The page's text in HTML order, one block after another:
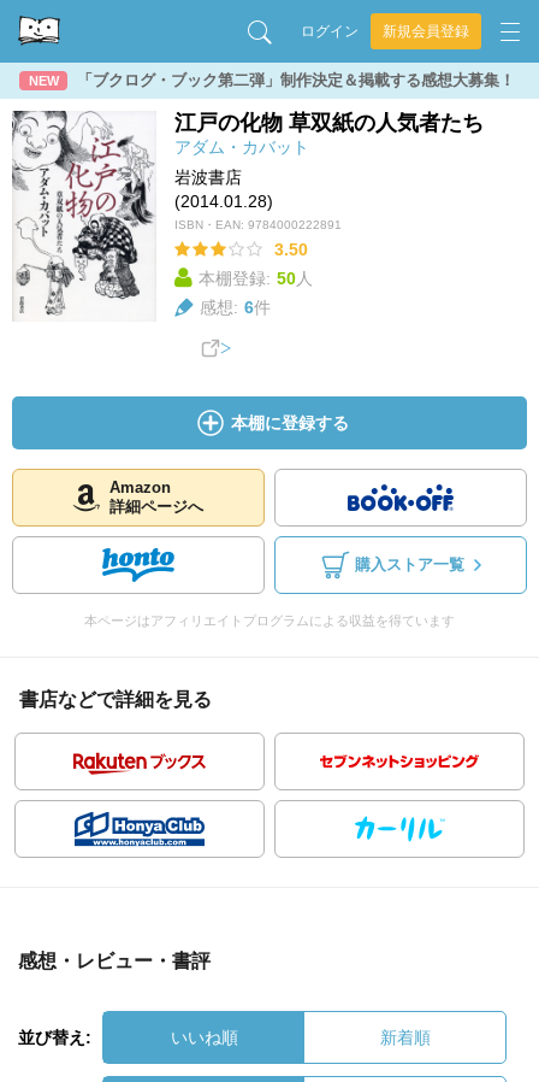
ログイン 新規会員登録
NEW 「ブクログ・ブック第二弾」制作決定＆掲載する感想大募集！
江戸の化物 草双紙の人気者たち
アダム・カバット
岩波書店
(2014.01.28)
ISBN・EAN: 9784000222891
3.50
本棚登録: 50人
感想: 6件
本棚に登録する
Amazon
詳細ページへ
購入ストア一覧
本ページはアフィリエイトプログラムによる収益を得ています
書店などで詳細を見る
感想・レビュー・書評
並び替え: いいね順 新着順